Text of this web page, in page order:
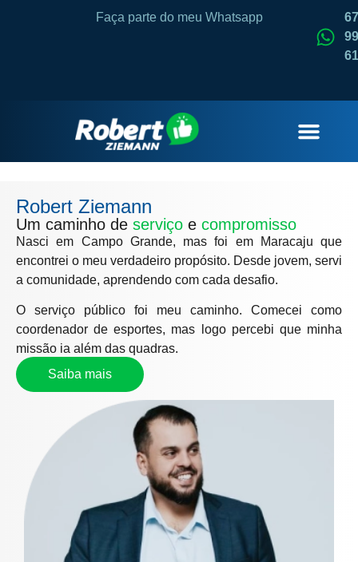
Faça parte do meu Whatsapp
Robert Ziemann
Um caminho de serviço e compromisso
Nasci em Campo Grande, mas foi em Maracaju que
encontrei o meu verdadeiro propósito. Desde jovem, servi
a comunidade, aprendendo com cada desafio.
O serviço público foi meu caminho. Comecei como
coordenador de esportes, mas logo percebi que minha
missão ia além das quadras.
Saiba mais